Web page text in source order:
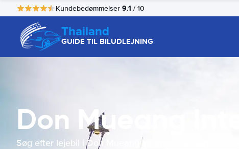
Kundebedømmelser 9.1 / 10
Thailand
GUIDE TIL BILUDLEJNING
Don Mueang
Søg efter lejebil i Don Mueang International Airport